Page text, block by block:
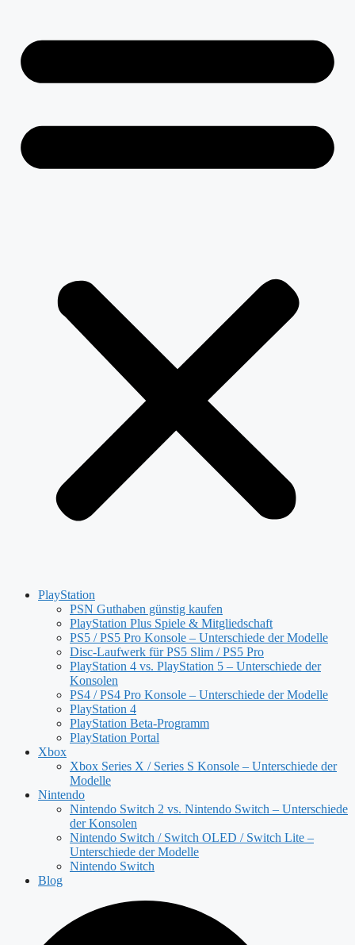
PlayStation
PSN Guthaben günstig kaufen
PlayStation Plus Spiele & Mitgliedschaft
PS5 / PS5 Pro Konsole – Unterschiede der Modelle
Disc-Laufwerk für PS5 Slim / PS5 Pro
PlayStation 4 vs. PlayStation 5 – Unterschiede der
Konsolen
PS4 / PS4 Pro Konsole – Unterschiede der Modelle
PlayStation 4
PlayStation Beta-Programm
PlayStation Portal
Xbox
Xbox Series X / Series S Konsole – Unterschiede der
Modelle
Nintendo
Nintendo Switch 2 vs. Nintendo Switch – Unterschiede
der Konsolen
Nintendo Switch / Switch OLED / Switch Lite –
Unterschiede der Modelle
Nintendo Switch
Blog